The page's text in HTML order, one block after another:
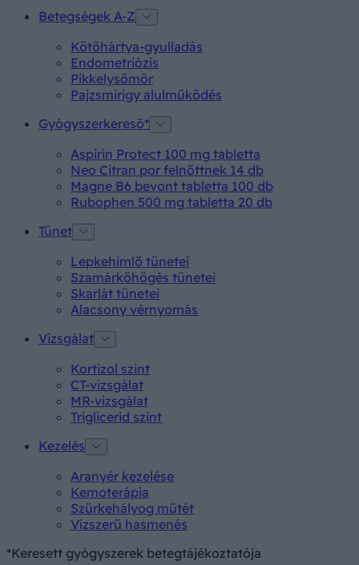
Betegségek A-Z
Kötőhártya-gyulladás
Endometriózis
Pikkelysömör
Pajzsmirigy alulműködés
Gyógyszerkereső*
Aspirin Protect 100 mg tabletta
Neo Citran por felnőttnek 14 db
Magne B6 bevont tabletta 100 db
Rubophen 500 mg tabletta 20 db
Tünet
Lepkehimlő tünetei
Szamárköhögés tünetei
Skarlát tünetei
Alacsony vérnyomás
Vizsgálat
Kortizol szint
CT-vizsgálat
MR-vizsgálat
Triglicerid szint
Kezelés
Aranyér kezelése
Kemoterápia
Szürkehályog műtét
Vízszerű hasmenés
*Keresett gyógyszerek betegtájékoztatója